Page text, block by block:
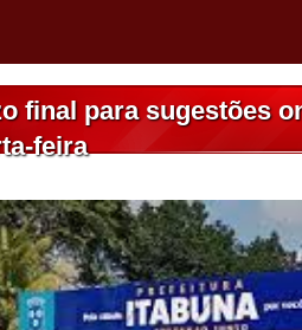
final para sugestões
feira